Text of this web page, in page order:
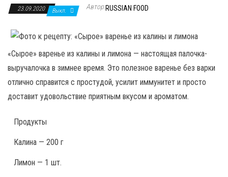
23.09.2020 Выкл. Автор RUSSIAN FOOD
«Сырое» варенье из калины и лимона — настоящая палочка-
выручалочка в зимнее время. Это полезное варенье без варки
отлично справится с простудой, усилит иммунитет и просто
доставит удовольствие приятным вкусом и ароматом.
Продукты
Калина — 200 г
Лимон — 1 шт.